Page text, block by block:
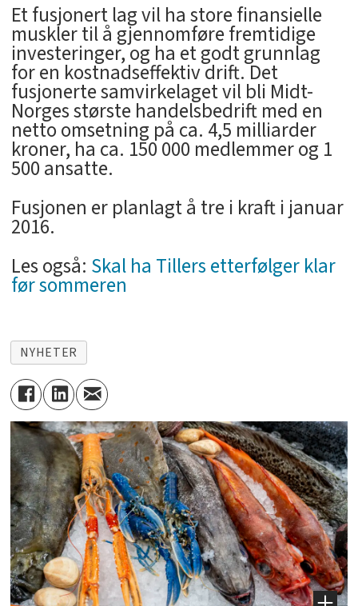
Et fusjonert lag vil ha store finansielle
muskler til å gjennomføre fremtidige
investeringer, og ha et godt grunnlag
for en kostnadseffektiv drift. Det
fusjonerte samvirkelaget vil bli Midt-
Norges største handelsbedrift med en
netto omsetning på ca. 4,5 milliarder
kroner, ha ca. 150 000 medlemmer og 1
500 ansatte.
Fusjonen er planlagt å tre i kraft i januar
2016.
Les også: Skal ha Tillers etterfølger klar
før sommeren
NYHETER